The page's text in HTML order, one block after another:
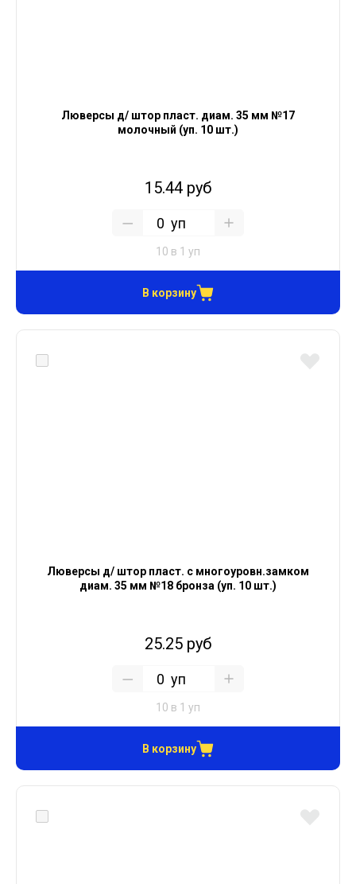
Люверсы д/ штор пласт. диам. 35 мм №17
молочный (уп. 10 шт.)
15.44 руб
уп
10 в 1 уп
В корзину
Люверсы д/ штор пласт. с многоуровн.замком
диам. 35 мм №18 бронза (уп. 10 шт.)
25.25 руб
уп
10 в 1 уп
В корзину